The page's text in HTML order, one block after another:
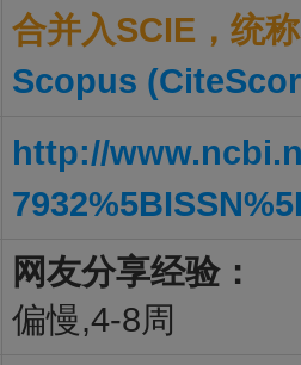
合并入SCIE，统
Scopus
http://
网友分享经验：
偏慢,4-8周